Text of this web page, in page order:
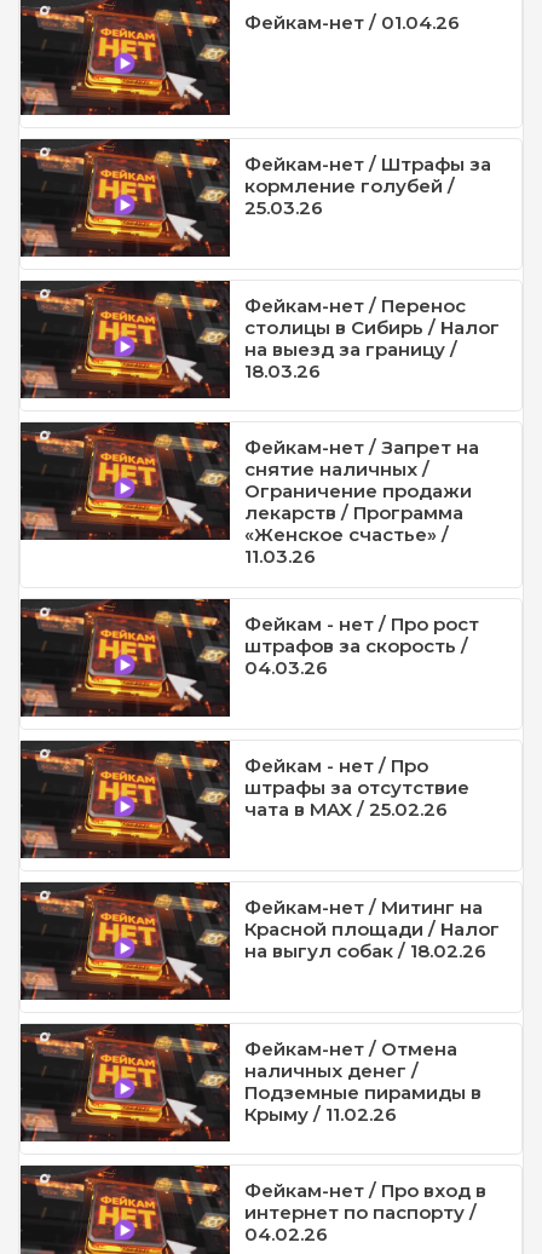
Фейкам-нет / 01.04.26
Фейкам-нет / Штрафы за
кормление голубей /
25.03.26
Фейкам-нет / Перенос
столицы в Сибирь / Налог
на выезд за границу /
18.03.26
Фейкам-нет / Запрет на
снятие наличных /
Ограничение продажи
лекарств / Программа
«Женское счастье» /
11.03.26
Фейкам - нет / Про рост
штрафов за скорость /
04.03.26
Фейкам - нет / Про
штрафы за отсутствие
чата в MAX / 25.02.26
Фейкам-нет / Митинг на
Красной площади / Налог
на выгул собак / 18.02.26
Фейкам-нет / Отмена
наличных денег /
Подземные пирамиды в
Крыму / 11.02.26
Фейкам-нет / Про вход в
интернет по паспорту /
04.02.26